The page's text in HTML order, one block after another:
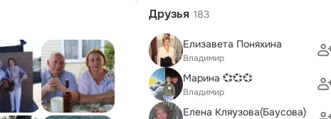
Друзья 183
Елизавета Поняхина
Владимир
Марина 💞💞💞
Владимир
Елена Кляузова(Баусова)